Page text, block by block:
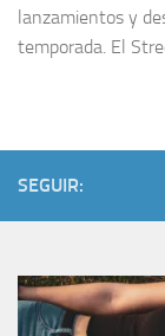
lanzamientos y
temporada. El
SEGUIR: